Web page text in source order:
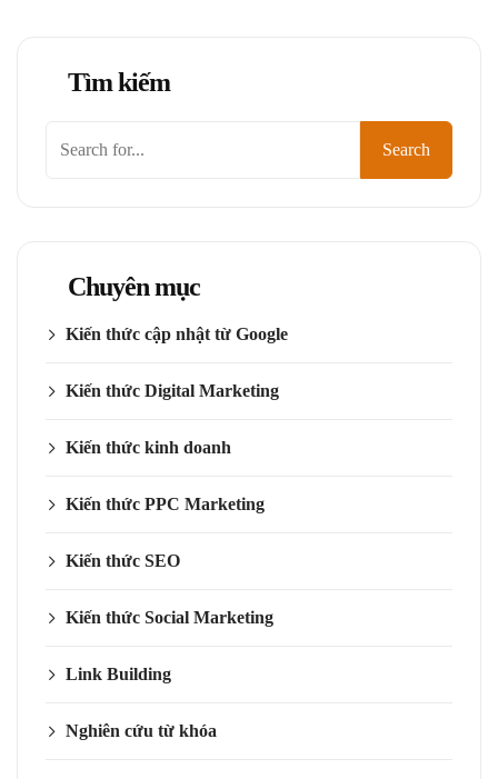
Tìm kiếm
Search
Chuyên mục
Kiến thức cập nhật từ Google
Kiến thức Digital Marketing
Kiến thức kinh doanh
Kiến thức PPC Marketing
Kiến thức SEO
Kiến thức Social Marketing
Link Building
Nghiên cứu từ khóa